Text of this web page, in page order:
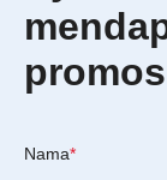
Nama*